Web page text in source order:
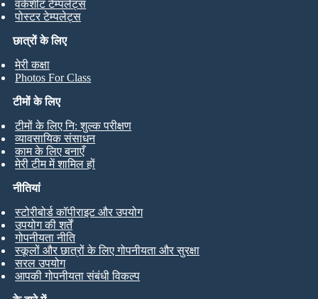
छात्रों के लिए
मेरी कक्षा
Photos For Class
वर्कशीट टेम्पलेट्स
पोस्टर टेम्पलेट्स
टीमों के लिए
टीमों के लिए नि: शुल्क परीक्षण
व्यावसायिक संसाधन
काम के लिए बनाएँ
मेरी टीम में शामिल हों
नीतियां
स्टोरीबोर्ड कॉपीराइट और उपयोग
उपयोग की शर्तें
गोपनीयता नीति
स्कूलों और छात्रों के लिए गोपनीयता और सुरक्षा
सरल उपयोग
आपकी गोपनीयता संबंधी विकल्प